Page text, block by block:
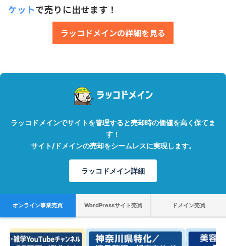
ケットで売りに出せます！
ラッコドメインの詳細を見る
ラッコドメインでサイトを管理すると売却時の価値を高く保てま
す！
サイト/ドメインの売却をシームレスに実現します。
ラッコドメイン詳細
オンライン事業売買 WordPressサイト売買 ドメイン売買